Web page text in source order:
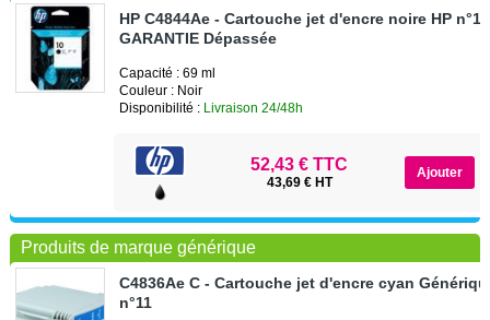
HP C4844Ae - Cartouche jet d'encre noire HP
GARANTIE Dépassée
Capacité : 69 ml
Couleur : Noir
Disponibilité : Livraison 24/48h
52,43 € TTC
43,69 € HT
Produits de marque générique
C4836Ae C - Cartouche jet d'encre cyan
n°11